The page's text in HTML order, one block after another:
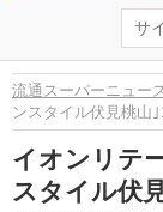
流通スーパーニュー
ンスタイル伏見桃山
イオンリテ
スタイル伏